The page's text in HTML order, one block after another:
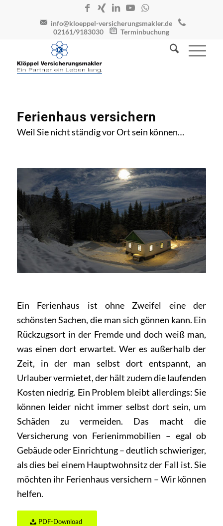
info@kloeppel-versicherungsmakler.de
02161/9183030
Terminbuchung
Ferienhaus versichern
Weil Sie nicht ständig vor Ort sein können…
Ein Ferienhaus ist ohne Zweifel eine der
schönsten Sachen, die man sich gönnen kann. Ein
Rückzugsort in der Fremde und doch weiß man,
was einen dort erwartet. Wer es außerhalb der
Zeit, in der man selbst dort entspannt, an
Urlauber vermietet, der hält zudem die laufenden
Kosten niedrig. Ein Problem bleibt allerdings: Sie
können leider nicht immer selbst dort sein, um
Schäden zu vermeiden. Das macht die
Versicherung von Ferienimmobilien – egal ob
Gebäude oder Einrichtung – deutlich schwieriger,
als dies bei einem Hauptwohnsitz der Fall ist. Sie
möchten ihr Ferienhaus versichern – Wir können
helfen.
PDF-Download